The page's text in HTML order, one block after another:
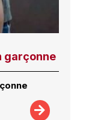
garçonne